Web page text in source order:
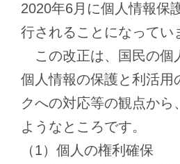
2020年6月に個人情報保
行されることになってい
この改正は、国民の個
個人情報の保護と利活用
クへの対応等の観点か
ようなところです。
（1）個人の権利確保